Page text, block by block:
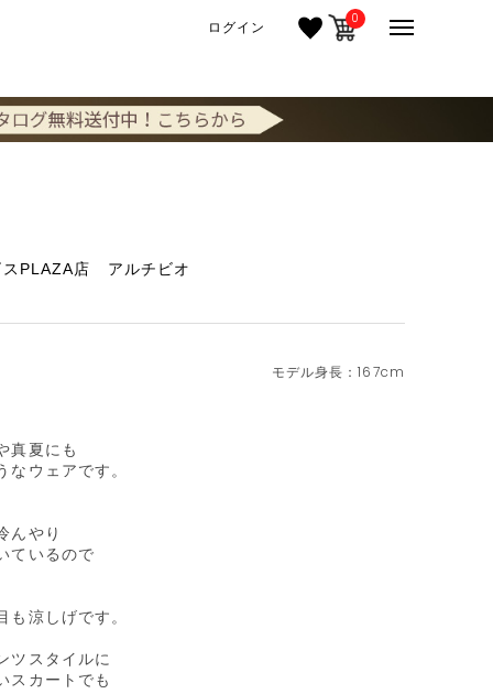
ログイン 0
スPLAZA店 アルチビオ
167cm
真夏にも
ウェアです。
んやり
ているので
涼しげです。
ツスタイルに
スカートでも